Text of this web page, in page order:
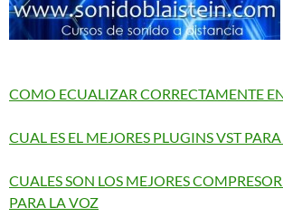
COMO ECUALIZAR CORRECTAMENTE
CUAL ES EL MEJORES PLUGINS VST
CUALES SON LOS MEJORES
PARA LA VOZ